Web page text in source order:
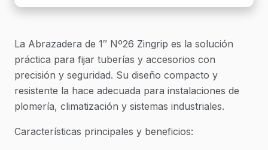
La Abrazadera de 1″ Nº26 Zingrip es la solución
práctica para fijar tuberías y accesorios con
precisión y seguridad. Su diseño compacto y
resistente la hace adecuada para instalaciones de
plomería, climatización y sistemas industriales.
Características principales y beneficios: